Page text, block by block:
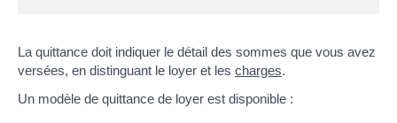
La quittance doit indiquer le détail des sommes que vous avez
versées, en distinguant le loyer et les charges.
Un modèle de quittance de loyer est disponible :